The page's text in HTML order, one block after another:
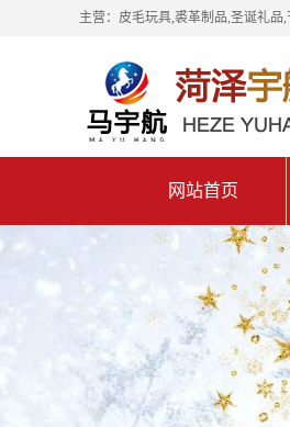
主营：皮毛玩具,裘革制品,圣诞礼
网站首页